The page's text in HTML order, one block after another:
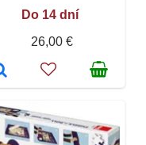
Do 14 dní
26,00 €